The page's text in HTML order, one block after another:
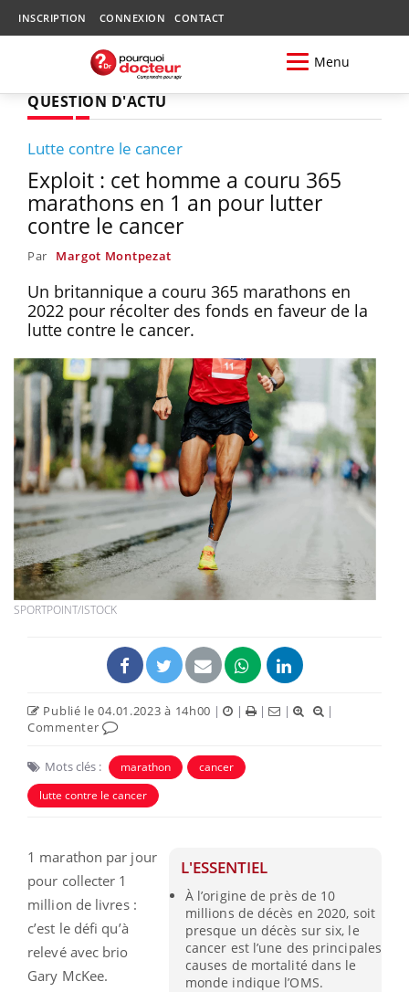
INSCRIPTION CONNEXION CONTACT
Menu
QUESTION D'ACTU
Lutte contre le cancer
Exploit : cet homme a couru 365
marathons en 1 an pour lutter
contre le cancer
Par Margot Montpezat
Un britannique a couru 365 marathons en
2022 pour récolter des fonds en faveur de la
lutte contre le cancer.
SPORTPOINT/ISTOCK
Publié le 04.01.2023 à 14h00 | | | |
|
Commenter
Mots clés : marathon
cancer
lutte contre le cancer
L'ESSENTIEL
À l’origine de près de 10
millions de décès en 2020, soit
presque un décès sur six, le
cancer est l’une des principales
causes de mortalité dans le
monde indique l’OMS.
1 marathon par jour
pour collecter 1
million de livres :
c’est le défi qu’à
relevé avec brio
Gary McKee.